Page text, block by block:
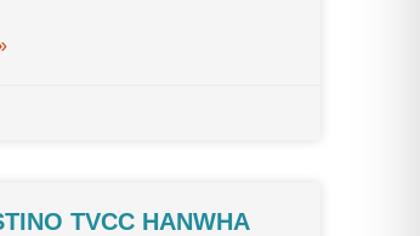
TVCC HANWHA